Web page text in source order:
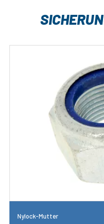
Nylock-Mutter